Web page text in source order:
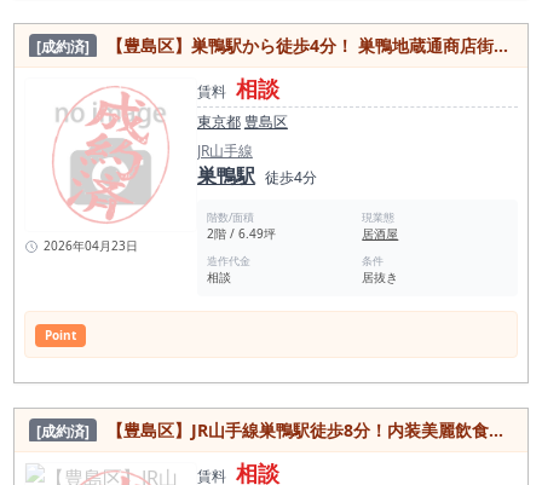
[成約済] 【豊島区】巣鴨駅から徒歩4分！ 巣鴨地蔵通商店街に面した店舗 カウンター・トイレあり居抜き物件
2026年04月23日
賃料 相談
東京都 豊島区
JR山手線
巣鴨駅 徒歩4分
階数/面積
2階 / 6.49坪
現業態
居酒屋
造作代金
相談
条件
居抜き
Point
[成約済] 【豊島区】JR山手線巣鴨駅徒歩8分！内装美麗飲食店向き居抜き物件
賃料 相談